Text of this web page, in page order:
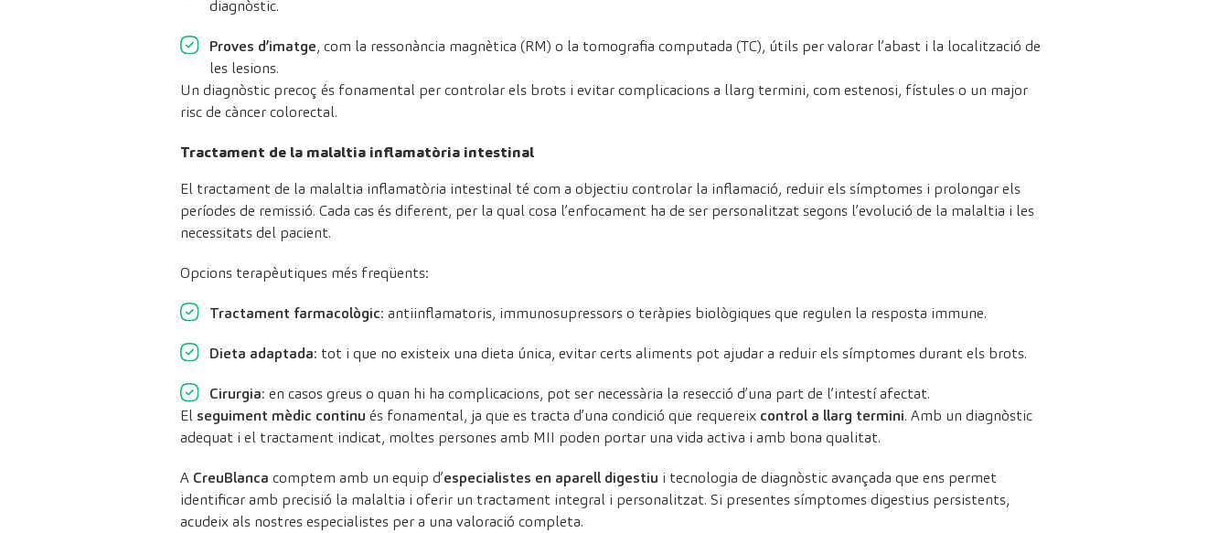
diagnòstic.
Proves d’imatge, com la ressonància magnètica (RM) o la tomografia computada (TC), útils per valorar l’abast i la localització de
les lesions.
Un diagnòstic precoç és fonamental per controlar els brots i evitar complicacions a llarg termini, com estenosi, fístules o un major
risc de càncer colorectal.
Tractament de la malaltia inflamatòria intestinal
El tractament de la malaltia inflamatòria intestinal té com a objectiu controlar la inflamació, reduir els símptomes i prolongar els
períodes de remissió. Cada cas és diferent, per la qual cosa l’enfocament ha de ser personalitzat segons l’evolució de la malaltia i les
necessitats del pacient.
Opcions terapèutiques més freqüents:
Tractament farmacològic: antiinflamatoris, immunosupressors o teràpies biològiques que regulen la resposta immune.
Dieta adaptada: tot i que no existeix una dieta única, evitar certs aliments pot ajudar a reduir els símptomes durant els brots.
Cirurgia: en casos greus o quan hi ha complicacions, pot ser necessària la resecció d’una part de l’intestí afectat.
El seguiment mèdic continu és fonamental, ja que es tracta d’una condició que requereix control a llarg termini. Amb un diagnòstic
adequat i el tractament indicat, moltes persones amb MII poden portar una vida activa i amb bona qualitat.
A CreuBlanca comptem amb un equip d’especialistes en aparell digestiu i tecnologia de diagnòstic avançada que ens permet
identificar amb precisió la malaltia i oferir un tractament integral i personalitzat. Si presentes símptomes digestius persistents,
acudeix als nostres especialistes per a una valoració completa.